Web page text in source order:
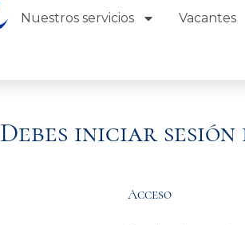
Nuestros servicios Vacantes
Debes iniciar
Acceso